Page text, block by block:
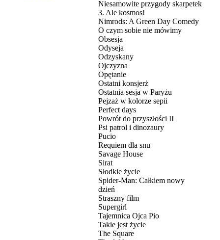
Niesamowite przygody skarpetek
3. Ale kosmos!
Nimrods: A Green Day Comedy
O czym sobie nie mówimy
Obsesja
Odyseja
Odzyskany
Ojczyzna
Opętanie
Ostatni konsjerż
Ostatnia sesja w Paryżu
Pejzaż w kolorze sepii
Perfect days
Powrót do przyszłości II
Psi patrol i dinozaury
Pucio
Requiem dla snu
Savage House
Sirat
Słodkie życie
Spider-Man: Całkiem nowy
dzień
Straszny film
Supergirl
Tajemnica Ojca Pio
Takie jest życie
The Square